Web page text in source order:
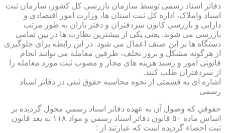
دفاتر اسناد رسمی توسط سازمان بازرسی کل کشور، سازمان ثبت
اسناد واملاک، اداره کل ثبت استان ها، وزارت امور اقتصادی و
دارایی و بازرسی کانون سردفتران و دفتر یاران به طور مرتب
بازرسی می شوند. یعنی یکی از بیشترین نظارت ها در بین تمامی
دستگاه ها بر این صنف اعمال می شود. در این رابطه برای جلوگیری
از هرگونه مشکل و بروز تخلف، طرفین معامله می توانند انجام
قانونی امور و رسید هزینه های مجاز و مصوب ثبت مورد معامله را
از سردفتران طلب کنند.
اشاره ای به قسمتی از نحوه محاسبه حقوق ثبتی در دفاتر اسناد
رسمی
حقوقي كه وصول آن به عهده دفاتر اسناد رسمي محول گرديده بر
اساس ماده ۵۰ قانون دفاتر اسناد رسمي و مواد ۱۱۸ به بعد قانون
ثبت احصاء گرديده است كه عبارتند از :